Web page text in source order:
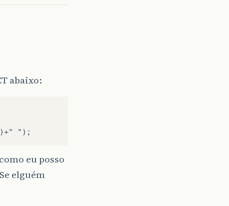
abaixo:
eu posso
elguém